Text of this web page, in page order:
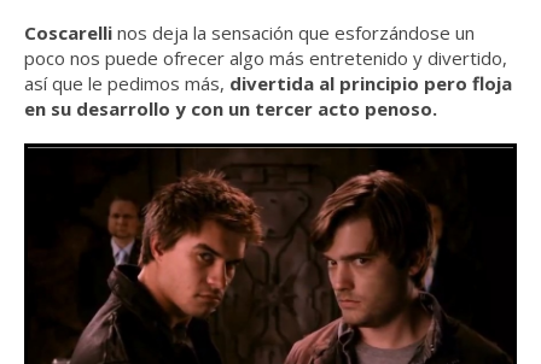
Coscarelli nos deja la sensación que esforzándose un
poco nos puede ofrecer algo más entretenido y divertido,
así que le pedimos más, divertida al principio pero floja
en su desarrollo y con un tercer acto penoso.